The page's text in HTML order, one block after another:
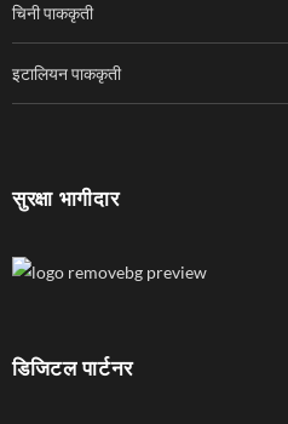
चिनी पाककृती
इटालियन पाककृती
सुरक्षा भागीदार
डिजिटल पार्टनर